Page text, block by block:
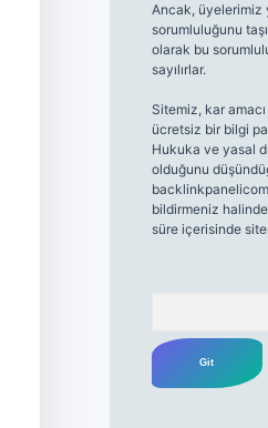
Ancak, üyelerimiz
sorumluluğunu
olarak bu
sayılırlar.
Sitemiz, kar
ücretsiz bir bilgi
Hukuka ve yasal
olduğunu
bildirmeniz
süre içerisinde